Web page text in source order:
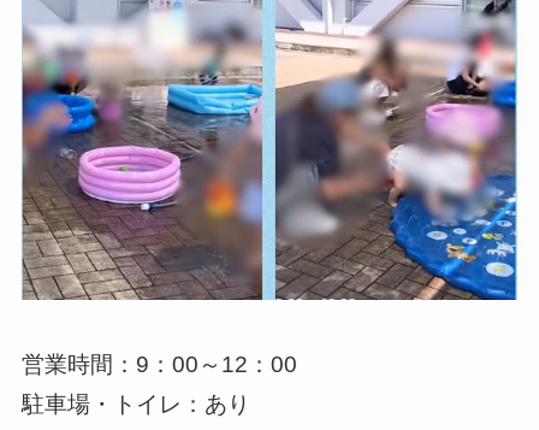
営業時間：9：00～12：00
駐車場・トイレ：あり